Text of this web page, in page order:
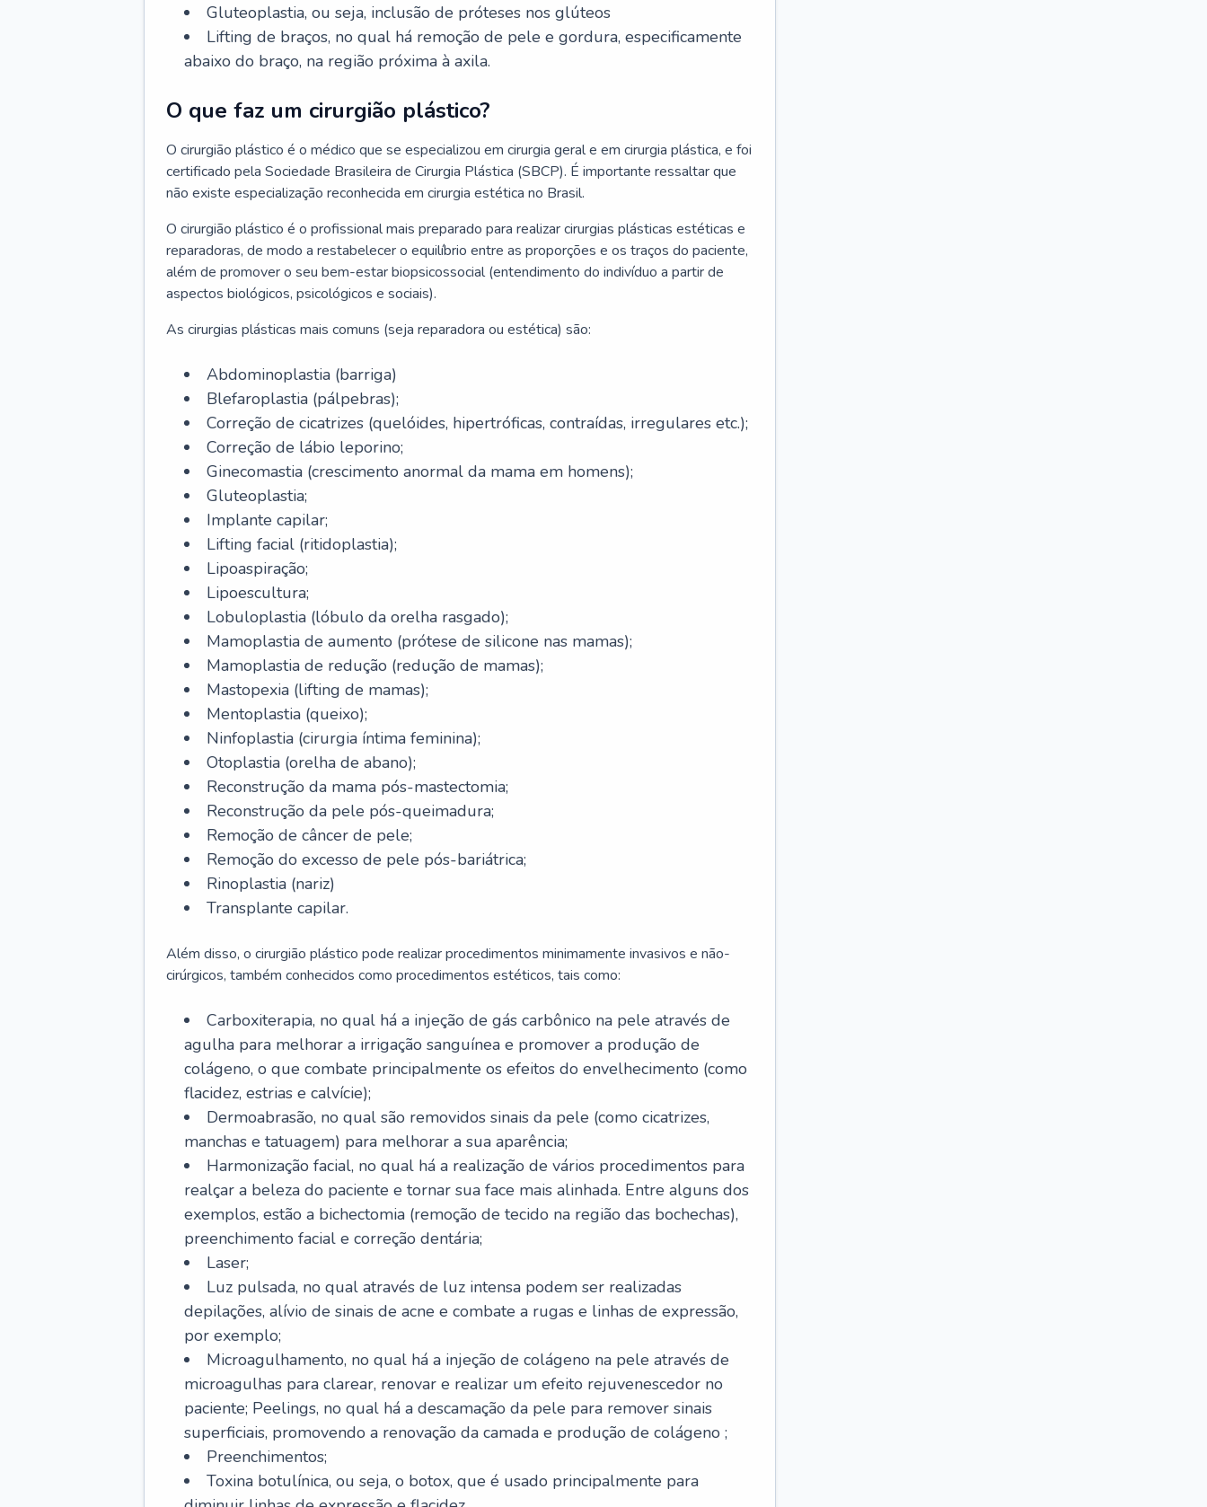
Gluteoplastia, ou seja, inclusão de próteses nos glúteos
Lifting de braços, no qual há remoção de pele e gordura, especificamente
abaixo do braço, na região próxima à axila.
O que faz um cirurgião plástico?
O cirurgião plástico é o médico que se especializou em cirurgia geral e em cirurgia plástica, e foi
certificado pela Sociedade Brasileira de Cirurgia Plástica (SBCP). É importante ressaltar que
não existe especialização reconhecida em cirurgia estética no Brasil.
O cirurgião plástico é o profissional mais preparado para realizar cirurgias plásticas estéticas e
reparadoras, de modo a restabelecer o equilíbrio entre as proporções e os traços do paciente,
além de promover o seu bem-estar biopsicossocial (entendimento do indivíduo a partir de
aspectos biológicos, psicológicos e sociais).
As cirurgias plásticas mais comuns (seja reparadora ou estética) são:
Abdominoplastia (barriga)
Blefaroplastia (pálpebras);
Correção de cicatrizes (quelóides, hipertróficas, contraídas, irregulares etc.);
Correção de lábio leporino;
Ginecomastia (crescimento anormal da mama em homens);
Gluteoplastia;
Implante capilar;
Lifting facial (ritidoplastia);
Lipoaspiração;
Lipoescultura;
Lobuloplastia (lóbulo da orelha rasgado);
Mamoplastia de aumento (prótese de silicone nas mamas);
Mamoplastia de redução (redução de mamas);
Mastopexia (lifting de mamas);
Mentoplastia (queixo);
Ninfoplastia (cirurgia íntima feminina);
Otoplastia (orelha de abano);
Reconstrução da mama pós-mastectomia;
Reconstrução da pele pós-queimadura;
Remoção de câncer de pele;
Remoção do excesso de pele pós-bariátrica;
Rinoplastia (nariz)
Transplante capilar.
Além disso, o cirurgião plástico pode realizar procedimentos minimamente invasivos e não-
cirúrgicos, também conhecidos como procedimentos estéticos, tais como:
Carboxiterapia, no qual há a injeção de gás carbônico na pele através de
agulha para melhorar a irrigação sanguínea e promover a produção de
colágeno, o que combate principalmente os efeitos do envelhecimento (como
flacidez, estrias e calvície);
Dermoabrasão, no qual são removidos sinais da pele (como cicatrizes,
manchas e tatuagem) para melhorar a sua aparência;
Harmonização facial, no qual há a realização de vários procedimentos para
realçar a beleza do paciente e tornar sua face mais alinhada. Entre alguns dos
exemplos, estão a bichectomia (remoção de tecido na região das bochechas),
preenchimento facial e correção dentária;
Laser;
Luz pulsada, no qual através de luz intensa podem ser realizadas
depilações, alívio de sinais de acne e combate a rugas e linhas de expressão,
por exemplo;
Microagulhamento, no qual há a injeção de colágeno na pele através de
microagulhas para clarear, renovar e realizar um efeito rejuvenescedor no
paciente; Peelings, no qual há a descamação da pele para remover sinais
superficiais, promovendo a renovação da camada e produção de colágeno ;
Preenchimentos;
Toxina botulínica, ou seja, o botox, que é usado principalmente para